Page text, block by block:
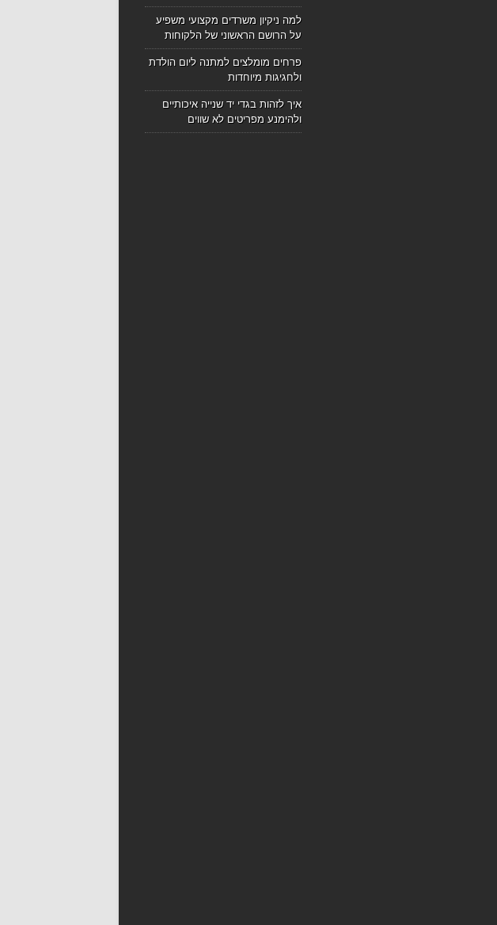
למה ניקיון משרדים מקצועי משפיע
על הרושם הראשוני של הלקוחות
פרחים מומלצים למתנה ליום הולדת
ולחגיגות מיוחדות
איך לזהות בגדי יד שנייה איכותיים
ולהימנע מפריטים לא שווים